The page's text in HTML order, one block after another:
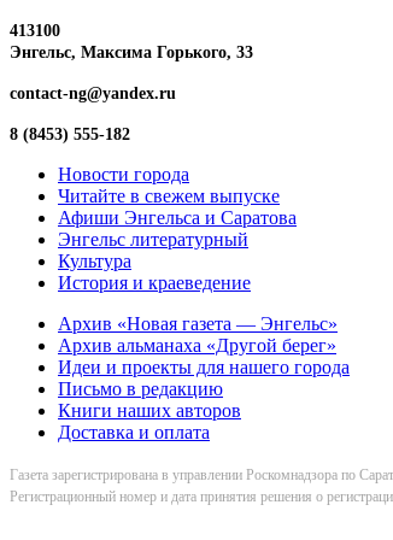
413100
Энгельс, Максима Горького, 33
contact-ng@yandex.ru
8 (8453) 555-182
Новости города
Читайте в свежем выпуске
Афиши Энгельса и Саратова
Энгельс литературный
Культура
История и краеведение
Архив «Новая газета — Энгельс»
Архив альманаха «Другой берег»
Идеи и проекты для нашего города
Письмо в редакцию
Книги наших авторов
Доставка и оплата
Газета зарегистрирована в управлении Роскомнадзора по
Регистрационный номер и дата принятия решения о